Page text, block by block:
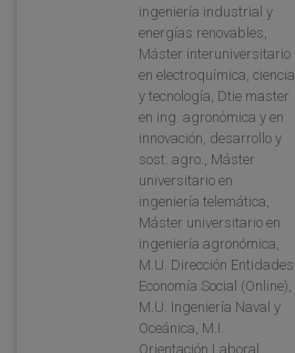
ingeniería industrial y
energías renovables,
Máster interuniversitario
en electroquímica, ciencia
y tecnología, Dtie master
en ing. agronómica y en
innovación, desarrollo y
sost. agro., Máster
universitario en
ingeniería telemática,
Máster universitario en
ingeniería agronómica,
M.U. Dirección Entidades
Economía Social (Online),
M.U. Ingeniería Naval y
Oceánica, M.I.
Orientación Laboral,